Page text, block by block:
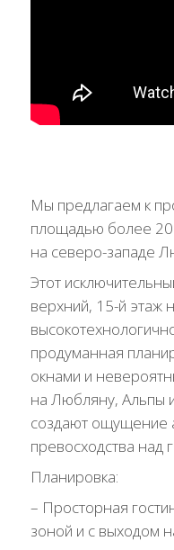
Мы предлагаем к
площадью более
на северо-западе
Этот
верхний, 15-й этаж
продуманная
окнами и
на Любляну, Альпы
создают ощущение
превосходства над
Планировка:
– Просторная
зоной и с выходом